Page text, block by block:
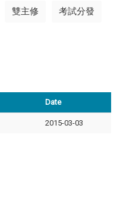
雙主修 考試分發
Date
2015-03-03